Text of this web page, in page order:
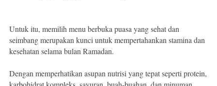
Untuk itu, memilih menu berbuka puasa yang sehat dan
seimbang merupakan kunci untuk mempertahankan stamina dan
kesehatan selama bulan Ramadan.
Dengan memperhatikan asupan nutrisi yang tepat seperti protein,